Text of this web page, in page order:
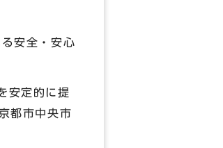
安全・安心
安定的に提
都市中央市